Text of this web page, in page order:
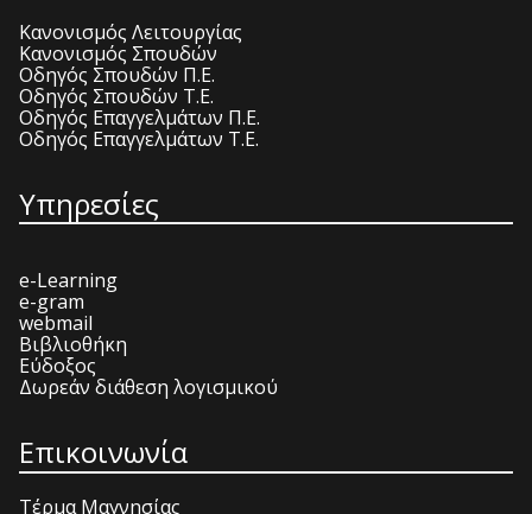
Κανονισμός Λειτουργίας
Κανονισμός Σπουδών
Οδηγός Σπουδών Π.Ε.
Οδηγός Σπουδών Τ.Ε.
Οδηγός Επαγγελμάτων Π.Ε.
Οδηγός Επαγγελμάτων Τ.Ε.
Υπηρεσίες
e-Learning
e-gram
webmail
Βιβλιοθήκη
Εύδοξος
Δωρεάν διάθεση λογισμικού
Επικοινωνία
Τέρμα Μαγνησίας